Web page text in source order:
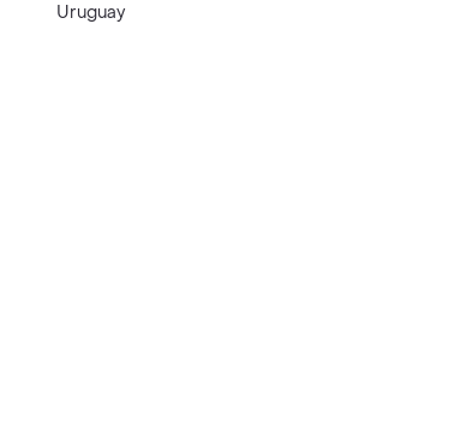
Uruguay